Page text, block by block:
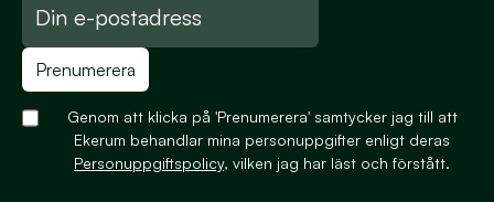
Prenumerera
Genom att klicka på 'Prenumerera' samtycker jag till att
Ekerum behandlar mina personuppgifter enligt deras
Personuppgiftspolicy, vilken jag har läst och förstått.